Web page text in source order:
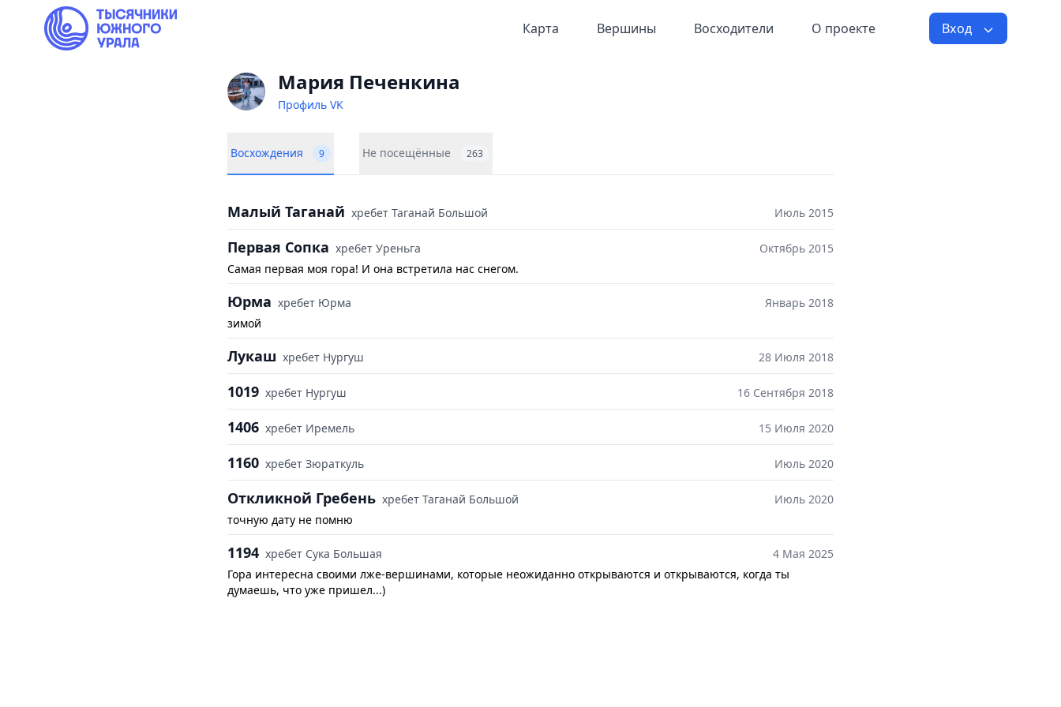
Карта Вершины Восходители О проекте Вход
Мария Печенкина
Профиль VK
Восхождения 9 Не посещённые 263
Малый Таганай хребет Таганай Большой Июль 2015
Первая Сопка хребет Уреньга
Октябрь 2015
Самая первая моя гора! И она встретила нас снегом.
Юрма хребет Юрма
Январь 2018
зимой
Лукаш хребет Нургуш 28 Июля 2018
1019 хребет Нургуш 16 Сентября 2018
1406 хребет Иремель 15 Июля 2020
1160 хребет Зюраткуль Июль 2020
Откликной Гребень хребет Таганай Большой
Июль 2020
точную дату не помню
1194 хребет Сука Большая
4 Мая 2025
Гора интересна своими лже-вершинами, которые неожиданно открываются и открываются, когда ты
думаешь, что уже пришел...)